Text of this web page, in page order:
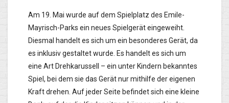
Am 19. Mai wurde auf dem Spielplatz des Emile-
Mayrisch-Parks ein neues Spielgerät eingeweiht.
Diesmal handelt es sich um ein besonderes Gerät, da
es inklusiv gestaltet wurde. Es handelt es sich um
eine Art Drehkarussell – ein unter Kindern bekanntes
Spiel, bei dem sie das Gerät nur mithilfe der eigenen
Kraft drehen. Auf jeder Seite befindet sich eine kleine